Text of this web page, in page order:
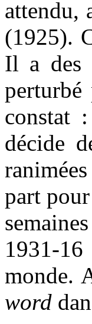
attendu,
(1925).
Il a des
constat
décide
part
1931-
monde.
word